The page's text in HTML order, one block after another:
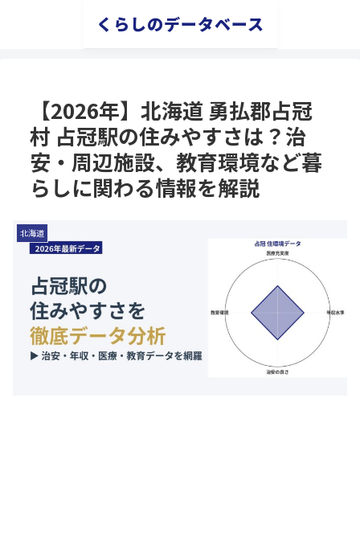
くらしのデータベース
【2026年】北海道 勇払郡占冠
村 占冠駅の住みやすさは？治
安・周辺施設、教育環境など暮
らしに関わる情報を解説
北海道